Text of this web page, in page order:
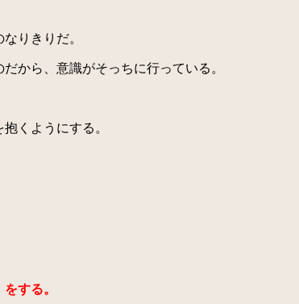
りきりだ。
から、意識がそっちに行っている。
くようにする。
する。